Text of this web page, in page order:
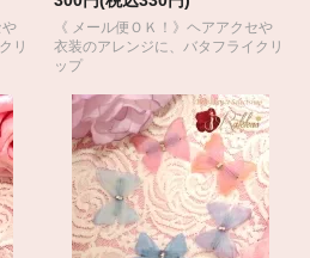
や
リ
《 メール便ＯＫ！》ヘアアクセや
衣装のアレンジに、バタフライクリ
ップ